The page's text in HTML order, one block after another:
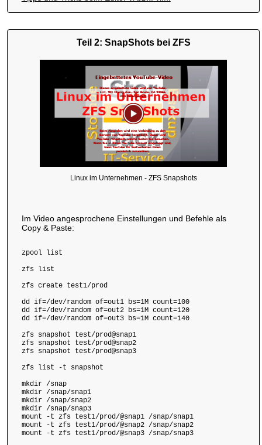
Teil 2: SnapShots bei ZFS
Linux im Unternehmen - ZFS Snapshots
Im Video angesprochene Einstellungen und Befehle als
Copy & Paste:
zpool list
zfs list
zfs create test1/prod
dd if=/dev/random of=out1 bs=1M count=100
dd if=/dev/random of=out2 bs=1M count=120
dd if=/dev/random of=out3 bs=1M count=140
zfs snapshot test/prod@snap1
zfs snapshot test/prod@snap2
zfs snapshot test/prod@snap3
zfs list -t snapshot
mkdir /snap
mkdir /snap/snap1
mkdir /snap/snap2
mkdir /snap/snap3
mount -t zfs test1/prod/@snap1 /snap/snap1
mount -t zfs test1/prod/@snap2 /snap/snap2
mount -t zfs test1/prod/@snap3 /snap/snap3